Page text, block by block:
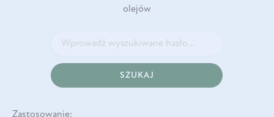
olejów
SZUKAJ
Zastosowanie: